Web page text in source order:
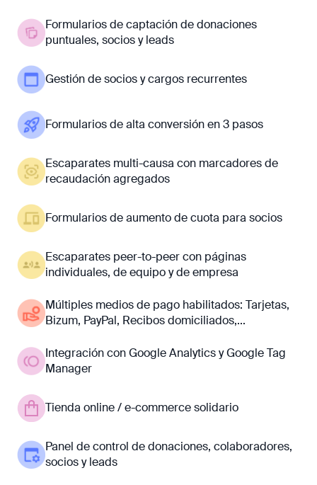
Formularios de captación de donaciones
puntuales, socios y leads
Gestión de socios y cargos recurrentes
Formularios de alta conversión en 3 pasos
Escaparates multi-causa con marcadores de
recaudación agregados
Formularios de aumento de cuota para socios
Escaparates peer-to-peer con páginas
individuales, de equipo y de empresa
Múltiples medios de pago habilitados: Tarjetas,
Bizum, PayPal, Recibos domiciliados,...
Integración con Google Analytics y Google Tag
Manager
Tienda online / e-commerce solidario
Panel de control de donaciones, colaboradores,
socios y leads